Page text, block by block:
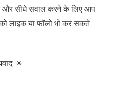
सीधे सवाल करने के लिए आप
को लाइक या फॉलो भी कर सकते
☀